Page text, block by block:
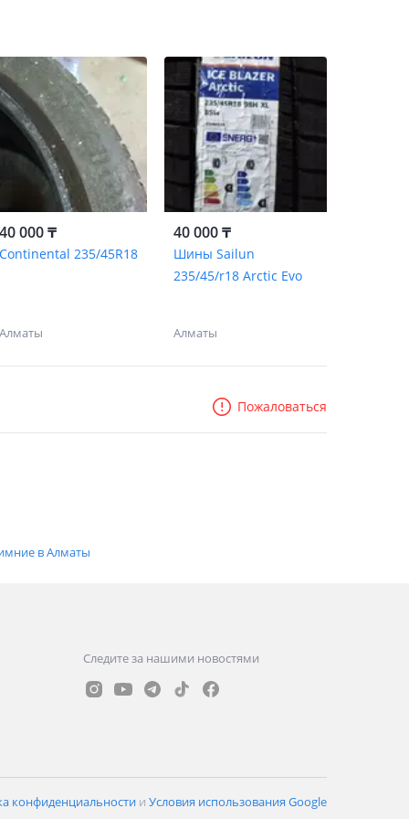
40 000 ₸
Continental 235/45R18
Алматы
40 000 ₸
Шины Sailun
235/45/r18 Arctic Evo
Алматы
Пожаловаться
в Алматы
Следите за нашими новостями
конфиденциальности и Условия использования Google